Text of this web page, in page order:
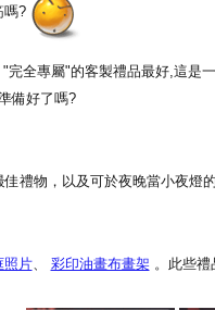
嗎?
全專屬"的客製禮品最好,這是一
備好了嗎?
禮物，以及可於夜晚當小夜燈
照片、 彩印油畫布畫架 。此些